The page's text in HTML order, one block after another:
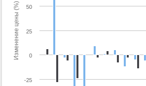
Изменение цены (%)
-25
0
25
50